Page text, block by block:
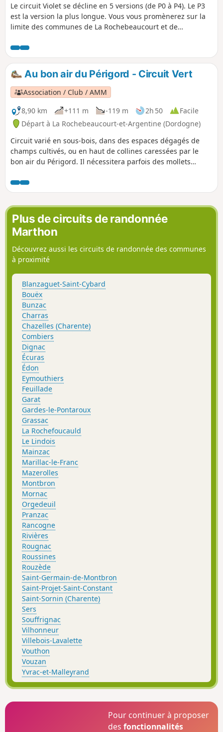
Le circuit Violet se décline en 5 versions (de P0 à P4). Le P3
est la version la plus longue. Vous vous promènerez sur la
limite des communes de La Rochebeaucourt et de
donnant une belle vue à 180°de Villebois Lavalette à
Vendoire. Passages en sous-bois et le long de la Nizonne
apporteront une touche fraicheur parfois bienvenue.
Hameaux de nos campagnes et châteaux dans le paysage
complèteront cette « Échappée Belle » .
Au bon air du Périgord - Circuit Vert
Association / Club / AMM
8,90 km
+111 m -119 m 2h 50
Facile
Départ à La Rochebeaucourt-et-Argentine (Dordogne)
Circuit varié en sous-bois, dans des espaces dégagés de
champs cultivés, ou en haut de collines caressées par le
bon air du Périgord. Il nécessitera parfois des mollets
aussi qui aiment la découverte, il leur suffira de "passer le
pont", petit pont de bois au-dessus de la Nizonne, et d'aller
vagabonder sur les sentiers de la commune voisine de
Combiers.
Plus de circuits de randonnée
Marthon
Découvrez aussi les circuits de randonnée des communes
à proximité
Blanzaguet-Saint-Cybard
Bouëx
Bunzac
Charras
Chazelles (Charente)
Combiers
Dignac
Écuras
Édon
Eymouthiers
Feuillade
Garat
Gardes-le-Pontaroux
Grassac
La Rochefoucauld
Le Lindois
Mainzac
Marillac-le-Franc
Mazerolles
Montbron
Mornac
Orgedeuil
Pranzac
Rancogne
Rivières
Rougnac
Roussines
Rouzède
Saint-Germain-de-Montbron
Saint-Projet-Saint-Constant
Saint-Sornin (Charente)
Sers
Souffrignac
Vilhonneur
Villebois-Lavalette
Vouthon
Vouzan
Yvrac-et-Malleyrand
Pour continuer à proposer
desfonctionnalités